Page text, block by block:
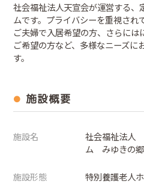
社会福祉法人天宣会が運営する、
ムです。プライバシーを重視され
ご夫婦で入居希望の方、さらに
ご希望の方など、多様なニーズに
す。
施設概要
施設名
社会福祉法人
ム みゆきの郷
施設形態 特別養護老人